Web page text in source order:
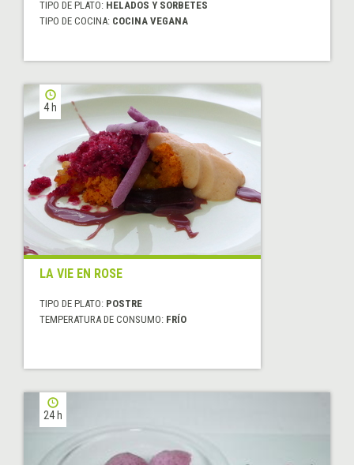
TIPO DE PLATO: HELADOS Y SORBETES
TIPO DE COCINA: COCINA VEGANA
4 h
LA VIE EN ROSE
TIPO DE PLATO: POSTRE
TEMPERATURA DE CONSUMO: FRÍO
24 h